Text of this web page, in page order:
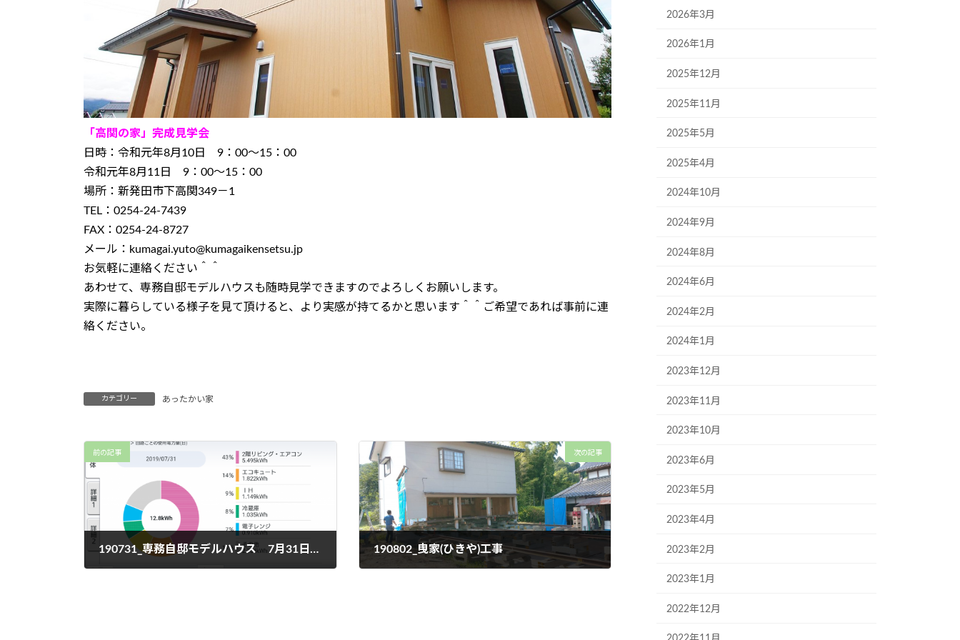
「高関の家」完成見学会
日時：令和元年8月10日 9：00～15：00
令和元年8月11日 9：00～15：00
場所：新発田市下高関349－1
TEL：0254-24-7439
FAX：0254-24-8727
メール：kumagai.yuto@kumagaikensetsu.jp
お気軽に連絡ください＾＾
あわせて、専務自邸モデルハウスも随時見学できますのでよろしくお願いします。
実際に暮らしている様子を見て頂けると、より実感が持てるかと思います＾＾ご希望であれば事前に連
絡ください。
カテゴリー あったかい家
前の記事
190731_専務自邸モデルハウス 7月31日温湿度変化とエアコン電気代
次の記事
190802_曳家(ひきや)工事
2026年3月
2026年1月
2025年12月
2025年11月
2025年5月
2025年4月
2024年10月
2024年9月
2024年8月
2024年6月
2024年2月
2024年1月
2023年12月
2023年11月
2023年10月
2023年6月
2023年5月
2023年4月
2023年2月
2023年1月
2022年12月